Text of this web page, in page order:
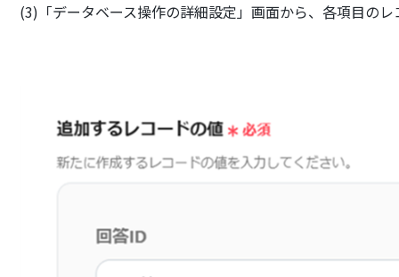
(3)「データベース操作の詳細設定」画面から、各項目の